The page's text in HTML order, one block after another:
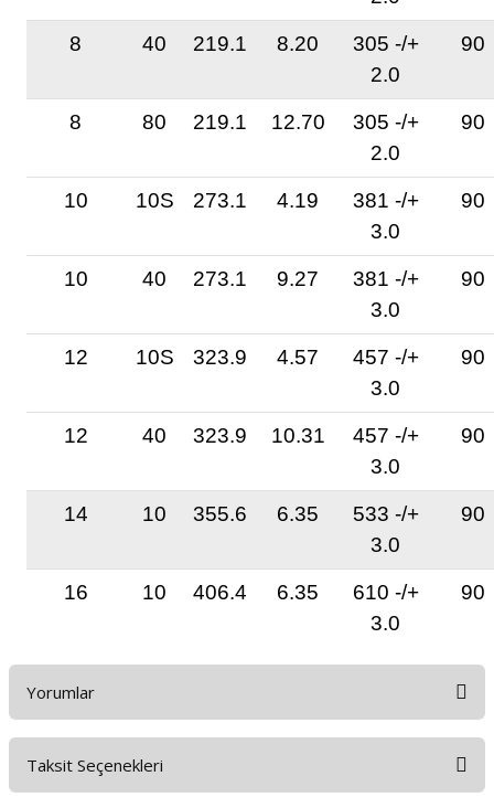
8 40 219.1 8.20
305 -/+
2.0
90
8 80 219.1 12.70
305 -/+
2.0
90
10 10S 273.1 4.19
381 -/+
3.0
90
10 40 273.1 9.27
381 -/+
3.0
90
12 10S 323.9 4.57
457 -/+
3.0
90
12 40 323.9 10.31
457 -/+
3.0
90
14 10 355.6 6.35
533 -/+
3.0
90
16 10 406.4 6.35
610 -/+
3.0
90
Yorumlar
Taksit Seçenekleri